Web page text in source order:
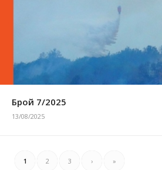
Брой 7/2025
13/08/2025
1 2 3 › »